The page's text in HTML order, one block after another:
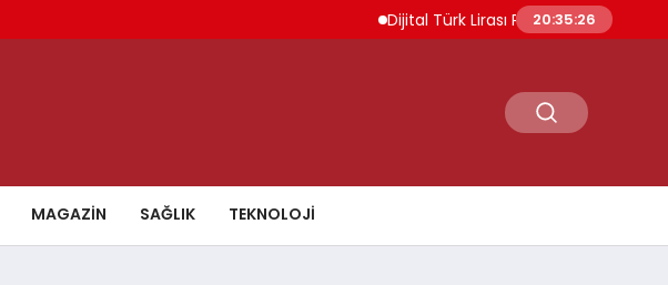
Dijital Türk Lirası Projesi Başvuru
20:35:27
MAGAZIN SAĞLIK TEKNOLOJI